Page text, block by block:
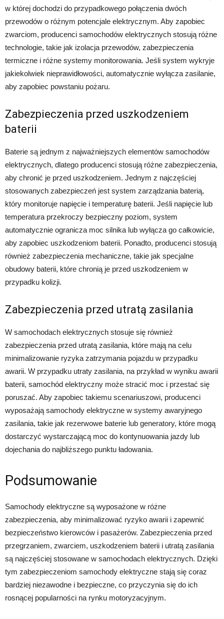
w której dochodzi do przypadkowego połączenia dwóch
przewodów o różnym potencjale elektrycznym. Aby zapobiec
zwarciom, producenci samochodów elektrycznych stosują różne
technologie, takie jak izolacja przewodów, zabezpieczenia
termiczne i różne systemy monitorowania. Jeśli system wykryje
jakiekolwiek nieprawidłowości, automatycznie wyłącza zasilanie,
aby zapobiec powstaniu pożaru.
Zabezpieczenia przed uszkodzeniem
baterii
Baterie są jednym z najważniejszych elementów samochodów
elektrycznych, dlatego producenci stosują różne zabezpieczenia,
aby chronić je przed uszkodzeniem. Jednym z najczęściej
stosowanych zabezpieczeń jest system zarządzania baterią,
który monitoruje napięcie i temperaturę baterii. Jeśli napięcie lub
temperatura przekroczy bezpieczny poziom, system
automatycznie ogranicza moc silnika lub wyłącza go całkowicie,
aby zapobiec uszkodzeniom baterii. Ponadto, producenci stosują
również zabezpieczenia mechaniczne, takie jak specjalne
obudowy baterii, które chronią je przed uszkodzeniem w
przypadku kolizji.
Zabezpieczenia przed utratą zasilania
W samochodach elektrycznych stosuje się również
zabezpieczenia przed utratą zasilania, które mają na celu
minimalizowanie ryzyka zatrzymania pojazdu w przypadku
awarii. W przypadku utraty zasilania, na przykład w wyniku awarii
baterii, samochód elektryczny może stracić moc i przestać się
poruszać. Aby zapobiec takiemu scenariuszowi, producenci
wyposażają samochody elektryczne w systemy awaryjnego
zasilania, takie jak rezerwowe baterie lub generatory, które mogą
dostarczyć wystarczającą moc do kontynuowania jazdy lub
dojechania do najbliższego punktu ładowania.
Podsumowanie
Samochody elektryczne są wyposażone w różne
zabezpieczenia, aby minimalizować ryzyko awarii i zapewnić
bezpieczeństwo kierowców i pasażerów. Zabezpieczenia przed
przegrzaniem, zwarciem, uszkodzeniem baterii i utratą zasilania
są najczęściej stosowane w samochodach elektrycznych. Dzięki
tym zabezpieczeniom samochody elektryczne stają się coraz
bardziej niezawodne i bezpieczne, co przyczynia się do ich
rosnącej popularności na rynku motoryzacyjnym.